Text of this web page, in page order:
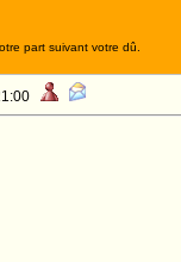
part suivant votre dû.